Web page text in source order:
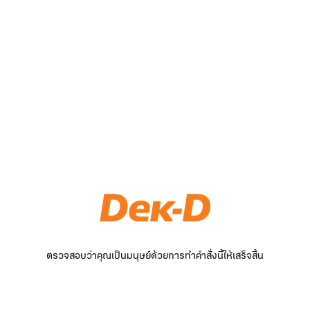
ตรวจสอบว่าคุณเป็นมนุษย์ด้วยการทำคำสั่งนี้ให้เสร็จสิ้น